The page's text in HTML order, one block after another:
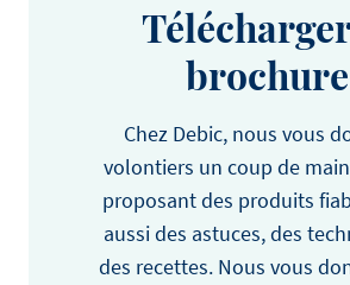
brochure
Chez Debic, nous vous
volontiers un coup de
proposant des produits
aussi des astuces, des
des recettes. Nous vous